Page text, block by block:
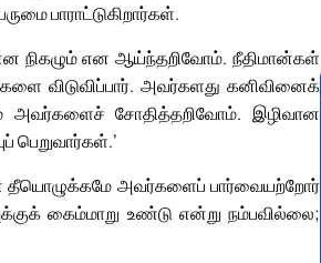
பாராட்டுகிறார்கள்.
நிகழும் என ஆய்ந்தறிவோம். நீதிமான்கள்
விடுவிப்பார். அவர்களது கனிவினைக்
அவர்களைச் சோதித்தறிவோம். இழிவான
பெறுவார்கள்.’
தீயொழுக்கமே அவர்களைப் பார்வையற்றோர்
கைம்மாறு உண்டு என்று நம்பவில்லை;